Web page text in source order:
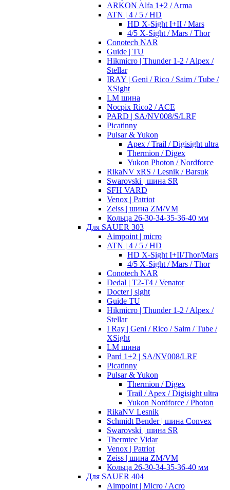
ARKON Alfa 1+2 / Arma
ATN | 4 / 5 / HD
HD X-Sight I+II / Mars
4/5 X-Sight / Mars / Thor
Conotech NAR
Guide | TU
Hikmicro | Thunder 1-2 / Alpex /
Stellar
IRAY | Geni / Rico / Saim / Tube /
XSight
LM шина
Nocpix Rico2 / ACE
PARD | SA/NV008/S/LRF
Picatinny
Pulsar & Yukon
Apex / Trail / Digisight ultra
Thermion / Digex
Yukon Photon / Nordforce
RikaNV xRS / Lesnik / Barsuk
Swarovski | шина SR
SFH VARD
Venox | Patriot
Zeiss | шина ZM/VM
Кольца 26-30-34-35-36-40 мм
Для SAUER 303
Aimpoint | micro
ATN | 4 / 5 / HD
HD X-Sight I+II/Thor/Mars
4/5 X-Sight / Mars / Thor
Conotech NAR
Dedal | T2-T4 / Venator
Docter | sight
Guide TU
Hikmicro | Thunder 1-2 / Alpex /
Stellar
I Ray | Geni / Rico / Saim / Tube /
XSight
LM шина
Pard 1+2 | SA/NV008/LRF
Picatinny
Pulsar & Yukon
Thermion / Digex
Trail / Apex / Digisight ultra
Yukon Nordforce / Photon
RikaNV Lesnik
Schmidt Bender | шина Convex
Swarovski | шина SR
Thermtec Vidar
Venox | Patriot
Zeiss | шина ZM/VM
Кольца 26-30-34-35-36-40 мм
Для SAUER 404
Aimpoint | Micro / Acro